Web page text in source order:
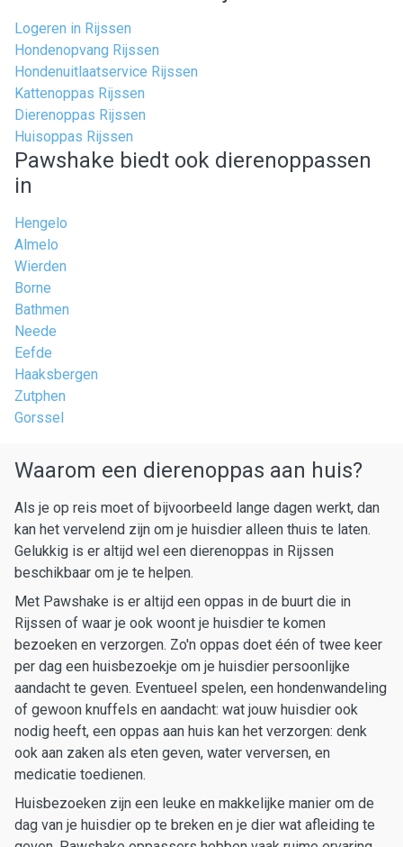
Logeren in Rijssen
Hondenopvang Rijssen
Hondenuitlaatservice Rijssen
Kattenoppas Rijssen
Dierenoppas Rijssen
Huisoppas Rijssen
Pawshake biedt ook dierenoppassen
in
Hengelo
Almelo
Wierden
Borne
Bathmen
Neede
Eefde
Haaksbergen
Zutphen
Gorssel
Waarom een dierenoppas aan huis?
Als je op reis moet of bijvoorbeeld lange dagen werkt, dan
kan het vervelend zijn om je huisdier alleen thuis te laten.
Gelukkig is er altijd wel een dierenoppas in Rijssen
beschikbaar om je te helpen.
Met Pawshake is er altijd een oppas in de buurt die in
Rijssen of waar je ook woont je huisdier te komen
bezoeken en verzorgen. Zo'n oppas doet één of twee keer
per dag een huisbezoekje om je huisdier persoonlijke
aandacht te geven. Eventueel spelen, een hondenwandeling
of gewoon knuffels en aandacht: wat jouw huisdier ook
nodig heeft, een oppas aan huis kan het verzorgen: denk
ook aan zaken als eten geven, water verversen, en
medicatie toedienen.
Huisbezoeken zijn een leuke en makkelijke manier om de
dag van je huisdier op te breken en je dier wat afleiding te